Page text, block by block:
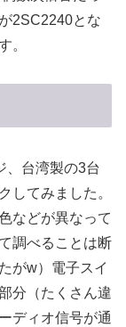
2SC2240とな
。
、台湾製の3台
してみました。
などが異なって
調べることは断
がw）電子スイ
分（たくさん違
ディオ信号が通